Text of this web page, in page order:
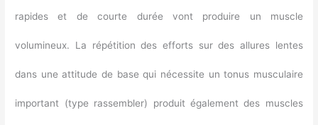
rapides et de courte durée vont produire un muscle
volumineux. La répétition des efforts sur des allures lentes
dans une attitude de base qui nécessite un tonus musculaire
important (type rassembler) produit également des muscles